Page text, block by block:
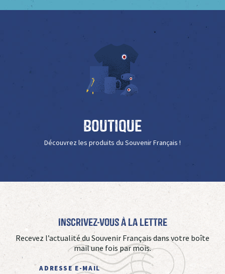
Boutique
Découvrez les produits du Souvenir Français !
Inscrivez-vous à La Lettre
Recevez l’actualité du Souvenir Français dans votre boîte
mail une fois par mois.
ADRESSE E-MAIL